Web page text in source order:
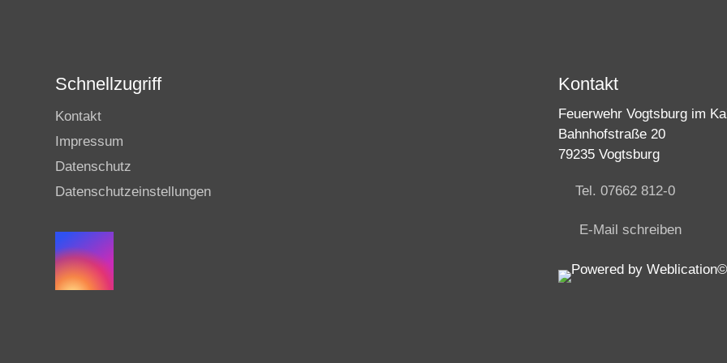
Schnellzugriff
Kontakt
Impressum
Datenschutz
Datenschutzeinstellungen
Kontakt
Feuerwehr Vogtsburg im
Bahnhofstraße 20
79235 Vogtsburg
Tel. 07662 812-0
E-Mail schreiben